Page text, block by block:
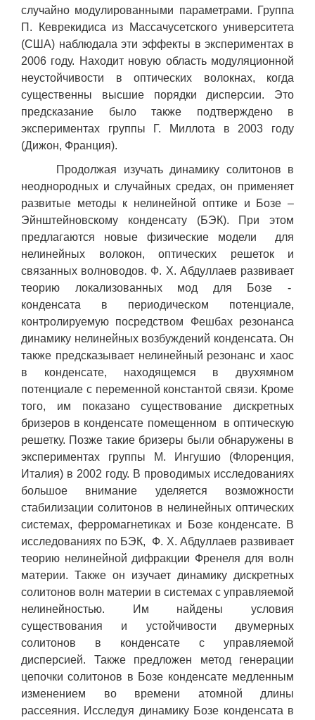
случайно модулированными параметрами. Группа
П. Кеврекидиса из Массачусетского университета
(США) наблюдала эти эффекты в экспериментах в
2006 году. Находит новую область модуляционной
неустойчивости в оптических волокнах, когда
существенны высшие порядки дисперсии. Это
предсказание было также подтверждено в
экспериментах группы Г. Миллота в 2003 году
(Дижон, Франция).
Продолжая изучать динамику солитонов в
неоднородных и случайных средах, он применяет
развитые методы к нелинейной оптике и Бозе –
Эйнштейновскому конденсату (БЭК). При этом
предлагаются новые физические модели для
нелинейных волокон, оптических решеток и
связанных волноводов. Ф. Х. Абдуллаев развивает
теорию локализованных мод для Бозе -
конденсата в периодическом потенциале,
контролируемую посредством Фешбах резонанса
динамику нелинейных возбуждений конденсата. Он
также предсказывает нелинейный резонанс и хаос
в конденсате, находящемся в двухямном
потенциале с переменной константой связи. Кроме
того, им показано существование дискретных
бризеров в конденсате помещенном в оптическую
решетку. Позже такие бризеры были обнаружены в
экспериментах группы М. Ингушио (Флоренция,
Италия) в 2002 году. В проводимых исследованиях
большое внимание уделяется возможности
стабилизации солитонов в нелинейных оптических
системах, ферромагнетиках и Бозе конденсате. В
исследованиях по БЭК, Ф. Х. Абдуллаев развивает
теорию нелинейной дифракции Френеля для волн
материи. Также он изучает динамику дискретных
солитонов волн материи в системах с управляемой
нелинейностью. Им найдены условия
существования и устойчивости двумерных
солитонов в конденсате с управляемой
дисперсией. Также предложен метод генерации
цепочки солитонов в Бозе конденсате медленным
изменением во времени атомной длины
рассеяния. Исследуя динамику Бозе конденсата в